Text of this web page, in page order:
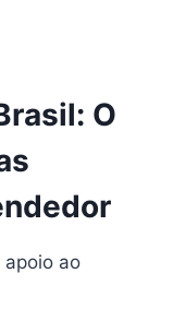
O
apoio ao